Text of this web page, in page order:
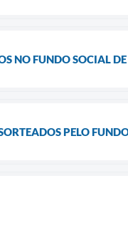
NO FUNDO SOCIAL
PELO